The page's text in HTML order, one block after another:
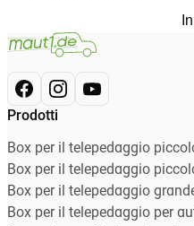
Prodotti
Box per il telepedaggio
Box per il telepedaggio
Box per il telepedaggio
Box per il telepedaggio per